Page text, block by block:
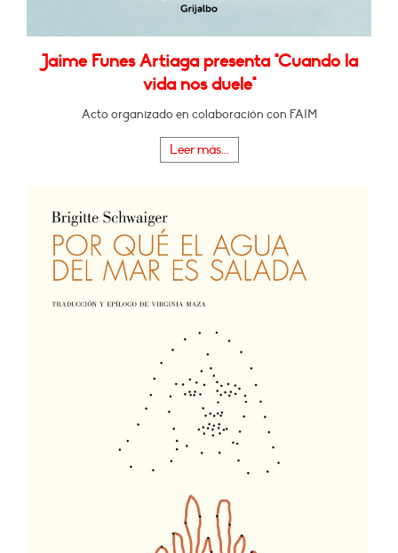
Jaime Funes Artiaga presenta "Cuando la
vida nos duele"
Acto organizado en colaboración con FAIM
Leer más...